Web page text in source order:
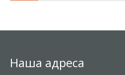
Наша адреса